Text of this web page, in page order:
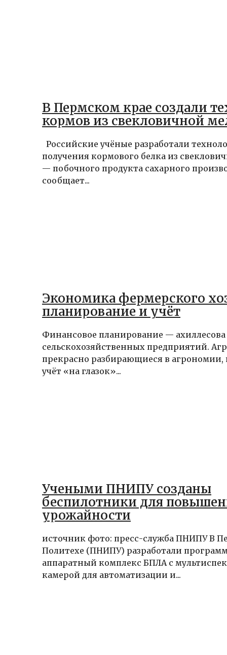
В Пермском крае создали
кормов из свекловичной
Российские учёные разработали
получения кормового белка из
— побочного продукта сахарного
сообщает...
Экономика фермерского
планирование и учёт
Финансовое планирование —
сельскохозяйственных предприятий.
прекрасно разбирающиеся в агрономии,
учёт «на глазок»...
Учеными ПНИПУ созданы
беспилотники для
урожайности
источник фото: пресс-служба ПНИПУ В
Политехе (ПНИПУ) разработали
аппаратный комплекс БПЛА с
камерой для автоматизации и...